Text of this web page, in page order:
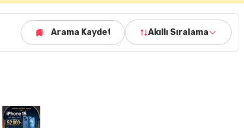
Arama Kaydet Akıllı Sıralama